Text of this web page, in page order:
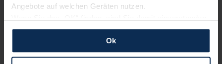
Angebote auf welchen Geräten nutzen.
und erlauben uns Cookies für unseren Service zu
verwenden und diese Daten an Dritte weiterzugeben,
etwa an unsere Marketingpartner. Falls Sie dem nicht
Ok